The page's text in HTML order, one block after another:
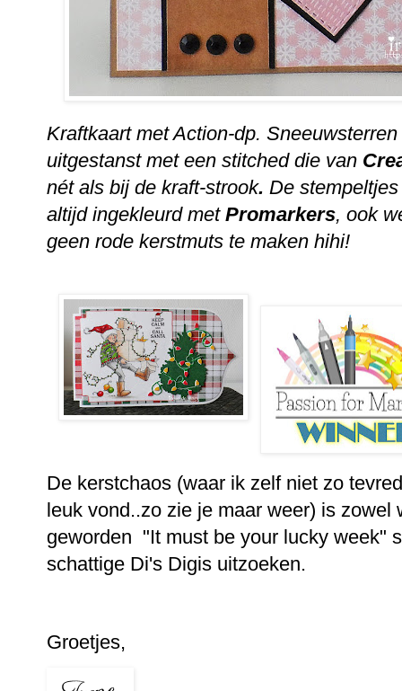
Kraftkaart met Action-dp.
uitgestanst met een stitched die van
nét als bij de kraft-strook. De
altijd ingekleurd met Promarkers, ook
geen rode kerstmuts te maken hihi!
De kerstchaos (waar ik zelf niet zo
leuk vond..zo zie je maar weer) is
geworden "It must be your lucky week"
schattige Di's Digis uitzoeken.
Groetjes,